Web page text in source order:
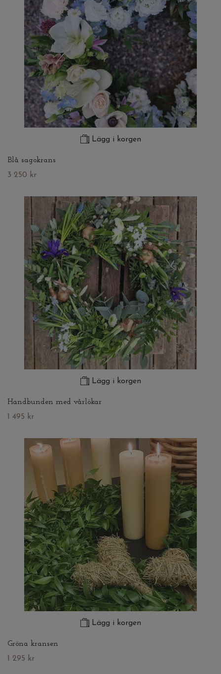
Lägg i korgen
Blå sagokrans
3 250 kr
Lägg i korgen
Handbunden med vårlökar
1 495 kr
Lägg i korgen
Gröna kransen
1 295 kr